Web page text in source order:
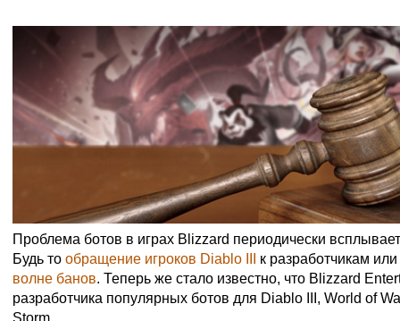
Проблема ботов в играх Blizzard периодически
Будь то обращение игроков Diablo III
к разработчикам
волне банов. Теперь же стало известно, что Blizzard
разработчика популярных ботов для Diablo III, World of